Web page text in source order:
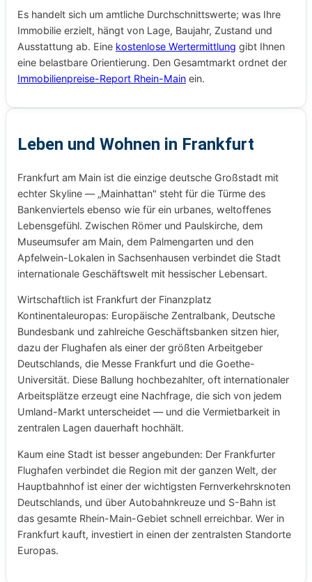
Es handelt sich um amtliche Durchschnittswerte; was Ihre
Immobilie erzielt, hängt von Lage, Baujahr, Zustand und
Ausstattung ab. Eine kostenlose Wertermittlung gibt Ihnen
eine belastbare Orientierung. Den Gesamtmarkt ordnet der
Immobilienpreise-Report Rhein-Main ein.
Leben und Wohnen in Frankfurt
Frankfurt am Main ist die einzige deutsche Großstadt mit
echter Skyline — „Mainhattan" steht für die Türme des
Bankenviertels ebenso wie für ein urbanes, weltoffenes
Lebensgefühl. Zwischen Römer und Paulskirche, dem
Museumsufer am Main, dem Palmengarten und den
Apfelwein-Lokalen in Sachsenhausen verbindet die Stadt
internationale Geschäftswelt mit hessischer Lebensart.
Wirtschaftlich ist Frankfurt der Finanzplatz
Kontinentaleuropas: Europäische Zentralbank, Deutsche
Bundesbank und zahlreiche Geschäftsbanken sitzen hier,
dazu der Flughafen als einer der größten Arbeitgeber
Deutschlands, die Messe Frankfurt und die Goethe-
Universität. Diese Ballung hochbezahlter, oft internationaler
Arbeitsplätze erzeugt eine Nachfrage, die sich von jedem
Umland-Markt unterscheidet — und die Vermietbarkeit in
zentralen Lagen dauerhaft hochhält.
Kaum eine Stadt ist besser angebunden: Der Frankfurter
Flughafen verbindet die Region mit der ganzen Welt, der
Hauptbahnhof ist einer der wichtigsten Fernverkehrsknoten
Deutschlands, und über Autobahnkreuze und S-Bahn ist
das gesamte Rhein-Main-Gebiet schnell erreichbar. Wer in
Frankfurt kauft, investiert in einen der zentralsten Standorte
Europas.